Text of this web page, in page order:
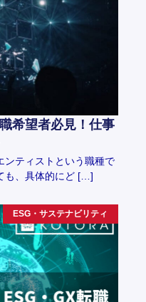
希望者必見！仕事
ンティストという職種で
も、具体的にど […]
ESG・サステナビリティ